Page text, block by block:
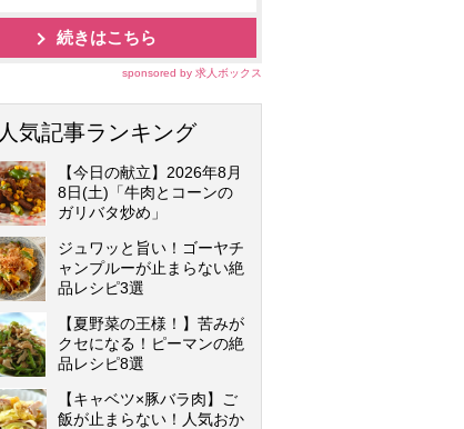
続きはこちら
sponsored by 求人ボックス
人気記事ランキング
【今日の献立】2026年8月
8日(土)「牛肉とコーンの
ガリバタ炒め」
ジュワッと旨い！ゴーヤチ
ャンプルーが止まらない絶
品レシピ3選
【夏野菜の王様！】苦みが
クセになる！ピーマンの絶
品レシピ8選
【キャベツ×豚バラ肉】ご
飯が止まらない！人気おか